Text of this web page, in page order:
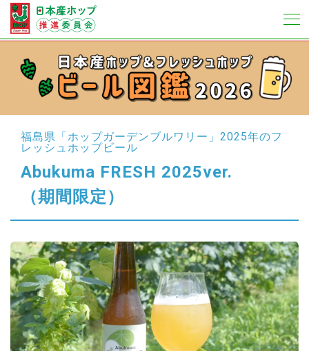
福島県「ホップガーデンブルワリー」 2025年のフ
レッシュホップビール
Abukuma FRESH 2025ver.
（期間限定）